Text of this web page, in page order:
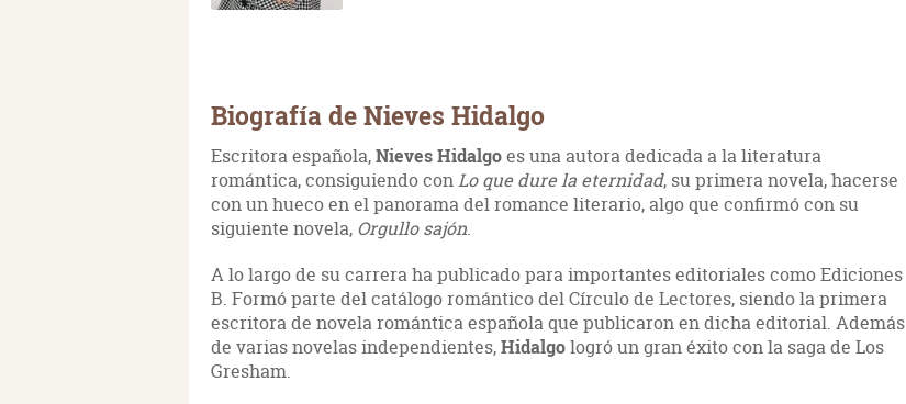
Biografía de Nieves Hidalgo
Escritora española,Nieves Hidalgoes una autora dedicada a la literatura
romántica, consiguiendo conLo que dure la eternidad, su primera novela, hacerse
con un hueco en el panorama del romance literario, algo que confirmó con su
siguiente novela, Orgullo sajón.
A lo largo de su carrera ha publicado para importantes editoriales como Ediciones
B. Formó parte del catálogo romántico del Círculo de Lectores, siendo la primera
escritora de novela romántica española que publicaron en dicha editorial. Además
de varias novelas independientes,Hidalgologró un gran éxito con la saga de Los
Gresham.